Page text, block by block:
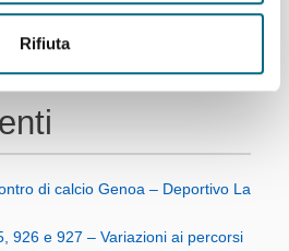
Rifiuta
di calcio Genoa – Deportivo La
926 e 927 – Variazioni ai percorsi